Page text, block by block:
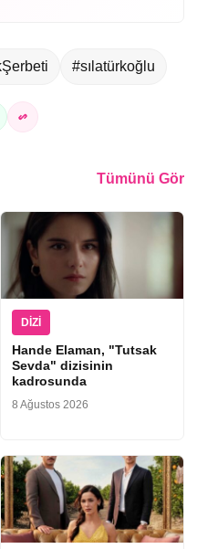
#sılatürkoğlu
Tümünü Gör
DIZI
Hande Elaman, "Tutsak
Sevda" dizisinin
kadrosunda
8 Ağustos 2026